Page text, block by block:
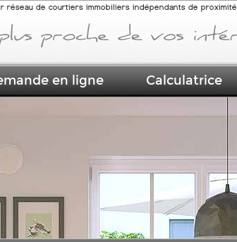
réseau de courtiers immobiliers indépendants de proximité
en ligne Calculatrice